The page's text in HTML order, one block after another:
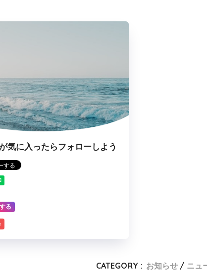
気に入ったらフォローしよう
る
CATEGORY : お知らせ ニュ